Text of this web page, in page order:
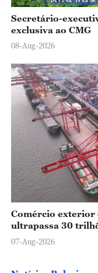
Secretário-
exclusiva ao CMG
08-Aug-2026
Comércio exterior
ultrapassa 30
07-Aug-2026